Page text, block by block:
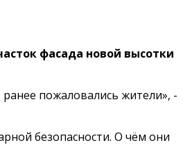
фасада новой высотки
пожаловались жители», -
безопасности. О чём они